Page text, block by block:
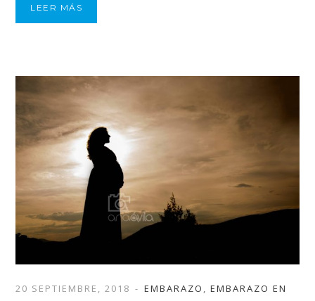
LEER MÁS
20 SEPTIEMBRE, 2018 EMBARAZO ,EMBARAZO EN